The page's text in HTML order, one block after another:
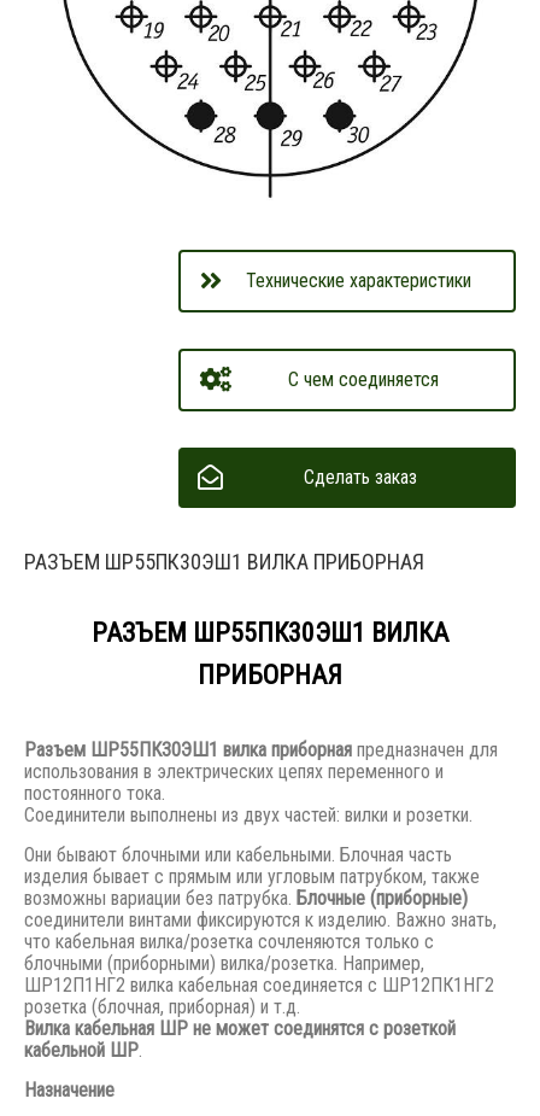
Технические характеристики
С чем соединяется
Сделать заказ
РАЗЪЕМ ШР55ПК30ЭШ1 ВИЛКА ПРИБОРНАЯ
РАЗЪЕМ ШР55ПК30ЭШ1 ВИЛКА
ПРИБОРНАЯ
Разъем ШР55ПК30ЭШ1 вилка приборная предназначен для
использования в электрических цепях переменного и
постоянного тока.
Соединители выполнены из двух частей: вилки и розетки.
Они бывают блочными или кабельными. Блочная часть
изделия бывает с прямым или угловым патрубком, также
возможны вариации без патрубка. Блочные (приборные)
соединители винтами фиксируются к изделию. Важно знать,
что кабельная вилка/розетка сочленяются только с
блочными (приборными) вилка/розетка. Например,
ШР12П1НГ2 вилка кабельная соединяется с ШР12ПК1НГ2
розетка (блочная, приборная) и т.д.
Вилка кабельная ШР не может соединятся с розеткой
кабельной ШР
Назначение